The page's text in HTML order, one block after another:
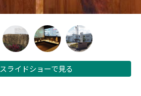
スライドショーで見る